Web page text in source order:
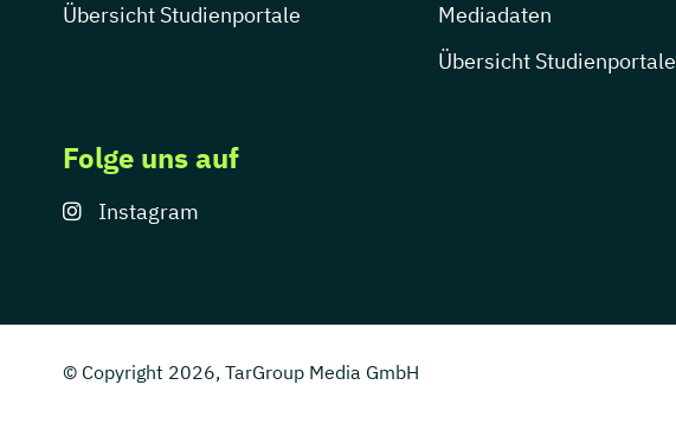
Übersicht Studienportale
Mediadaten
Übersicht Studienportale
Folge uns auf
Instagram
© Copyright 2026, TarGroup Media GmbH